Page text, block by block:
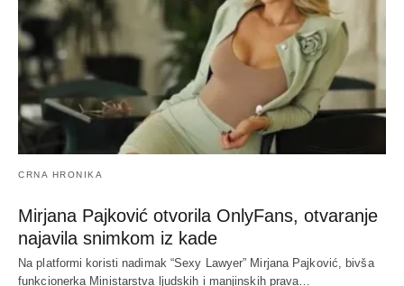
CRNA HRONIKA
Mirjana Pajković otvorila OnlyFans, otvaranje
najavila snimkom iz kade
Na platformi koristi nadimak “Sexy Lawyer” Mirjana Pajković, bivša
funkcionerka Ministarstva ljudskih i manjinskih prava…